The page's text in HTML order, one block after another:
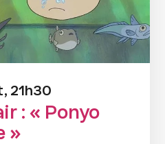
21h30
: « Ponyo
»